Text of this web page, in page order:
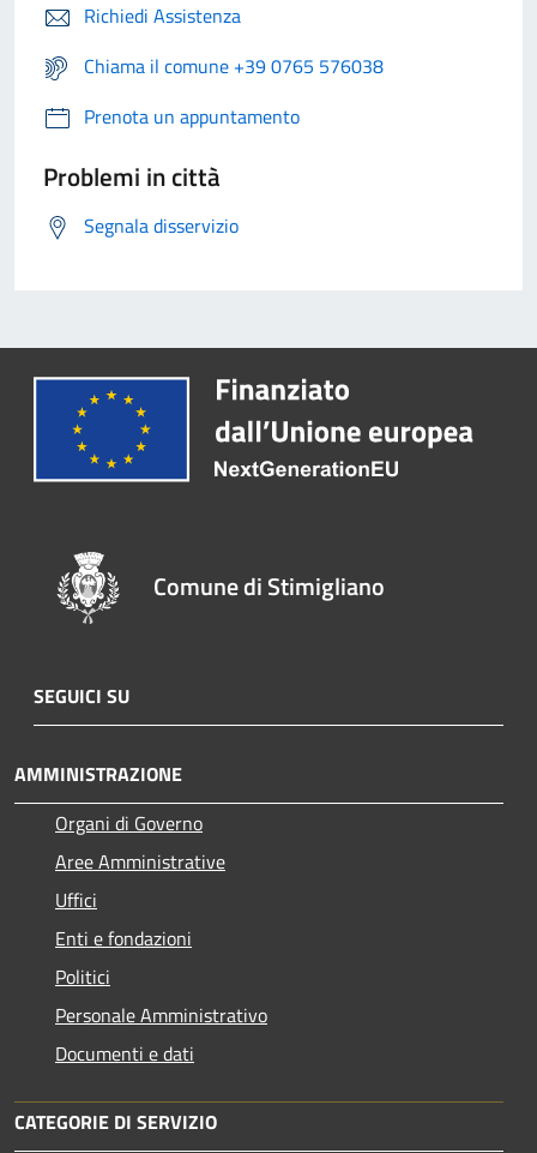
Richiedi Assistenza
Chiama il comune +39 0765 576038
Prenota un appuntamento
Problemi in città
Segnala disservizio
Comune di Stimigliano
SEGUICI SU
AMMINISTRAZIONE
Organi di Governo
Aree Amministrative
Uffici
Enti e fondazioni
Politici
Personale Amministrativo
Documenti e dati
CATEGORIE DI SERVIZIO